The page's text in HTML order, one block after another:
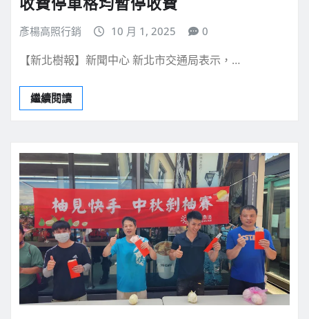
彥楊高照行銷 10 月 1, 2025 0
【新北樹報】新聞中心 新北市交通局表示，…
繼續閱讀